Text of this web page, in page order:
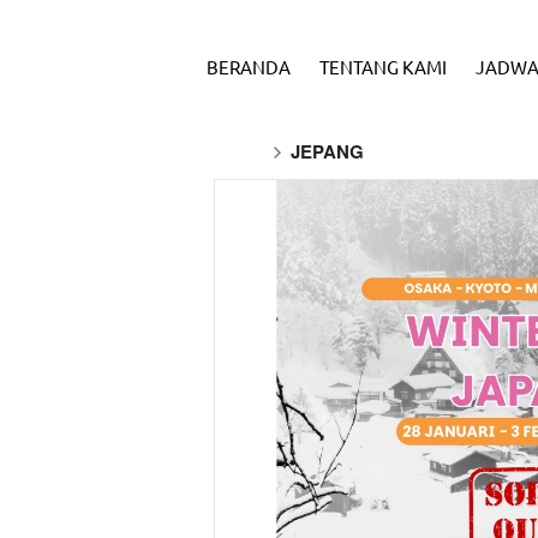
BERANDA TENTANG KAMI
JEPANG